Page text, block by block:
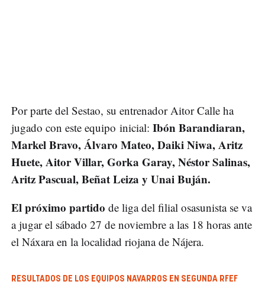
Por parte del Sestao, su entrenador Aitor Calle ha
jugado con este equipo inicial: Ibón Barandiaran,
Markel Bravo, Álvaro Mateo, Daiki Niwa, Aritz
Huete, Aitor Villar, Gorka Garay, Néstor Salinas,
Aritz Pascual, Beñat Leiza y Unai Buján.
El próximo partido de liga del filial osasunista se va
a jugar el sábado 27 de noviembre a las 18 horas ante
el Náxara en la localidad riojana de Nájera.
RESULTADOS DE LOS EQUIPOS NAVARROS EN SEGUNDA RFEF